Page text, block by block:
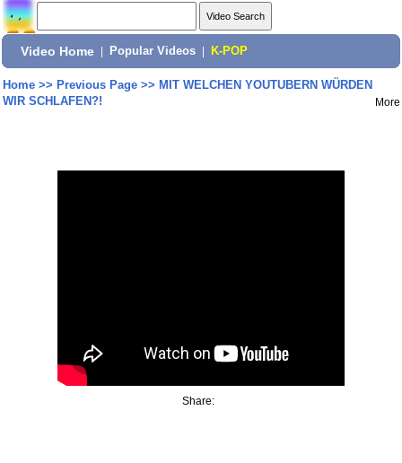
Video Home Popular Videos K-POP
Home>> Previous Page>> MIT WELCHEN YOUTUBERN WÜRDEN
WIR SCHLAFEN?!
More
Share: